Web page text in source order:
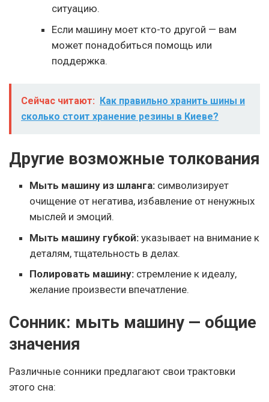
ситуацию.
Если машину моет кто-то другой — вам
может понадобиться помощь или
поддержка.
Сейчас читают:
Как правильно хранить шины и
сколько стоит хранение резины в Киеве?
Другие возможные толкования
Мыть машину из шланга: символизирует
очищение от негатива, избавление от ненужных
мыслей и эмоций.
Мыть машину губкой: указывает на внимание к
деталям, тщательность в делах.
Полировать машину: стремление к идеалу,
желание произвести впечатление.
Сонник: мыть машину — общие
значения
Различные сонники предлагают свои трактовки
этого сна: